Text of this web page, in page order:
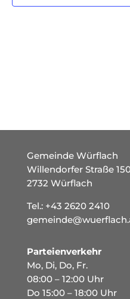
Gemeinde Würflach
Willendorfer Straße
2732 Würflach
Tel.: +43 2620 2410
Parteienverkehr
Mo, Di, Do, Fr.
08:00 – 12:00 Uhr
Do 15:00 – 18:00 Uhr